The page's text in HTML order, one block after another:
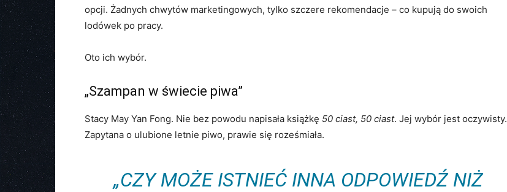
opcji. Żadnych chwytów marketingowych, tylko szczere rekomendacje – co kupują do swoich
lodówek po pracy.
Oto ich wybór.
„Szampan w świecie piwa”
Stacy May Yan Fong. Nie bez powodu napisała książkę 50 ciast, 50 ciast. Jej wybór jest oczywisty.
Zapytana o ulubione letnie piwo, prawie się roześmiała.
„CZY MOŻE ISTNIEĆ INNA ODPOWIEDŹ NIŻ